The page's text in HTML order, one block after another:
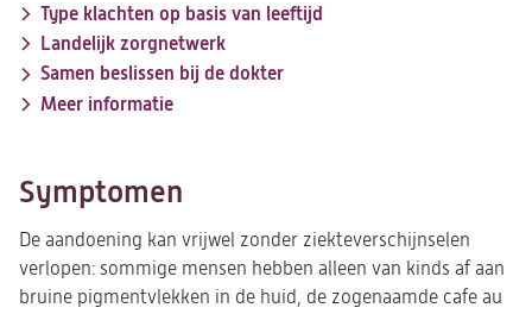
Type klachten op basis van leeftijd
Landelijk zorgnetwerk
Samen beslissen bij de dokter
Meer informatie
Symptomen
De aandoening kan vrijwel zonder ziekteverschijnselen
verlopen: sommige mensen hebben alleen van kinds af aan
bruine pigmentvlekken in de huid, de zogenaamde cafe au